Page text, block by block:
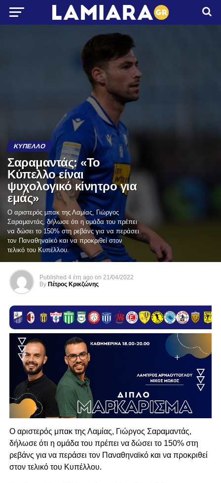
ΚΎΠΕΛΛΟ
Σαραμαντάς: «Το
Κύπελλο είναι
ψυχολογικό κίνητρο για
εμάς»
Ο αριστερός μπακ της Λαμίας, Γιώργος
Σαραμαντάς, δήλωσε ότι η ομάδα του πρέπει
να δώσει το 150% στη ρεβάνς για να περάσει
τον Παναθηναϊκό και να προκριθεί στον
τελικό του Κυπέλλου.
Published 4 έτη ago on 21/04/2022
By Πέτρος Κρικζώνης
Ο αριστερός μπακ της Λαμίας, Γιώργος Σαραμαντάς,
δήλωσε ότι η ομάδα του πρέπει να δώσει το 150% στη
ρεβάνς για να περάσει τον Παναθηναϊκό και να προκριθεί
στον τελικό του Κυπέλλου.